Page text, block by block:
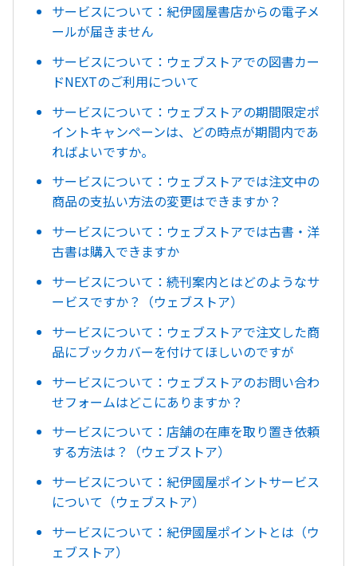
サービスについて：紀伊國屋書店からの電子メ
ールが届きません
サービスについて：ウェブストアでの図書カー
ドNEXTのご利用について
サービスについて：ウェブストアの期間限定ポ
イントキャンペーンは、どの時点が期間内であ
ればよいですか。
サービスについて：ウェブストアでは注文中の
商品の支払い方法の変更はできますか？
サービスについて：ウェブストアでは古書・洋
古書は購入できますか
サービスについて：続刊案内とはどのようなサ
ービスですか？（ウェブストア）
サービスについて：ウェブストアで注文した商
品にブックカバーを付けてほしいのですが
サービスについて：ウェブストアのお問い合わ
せフォームはどこにありますか？
サービスについて：店舗の在庫を取り置き依頼
する方法は？（ウェブストア）
サービスについて：紀伊國屋ポイントサービス
について（ウェブストア）
サービスについて：紀伊國屋ポイントとは（ウ
ェブストア）